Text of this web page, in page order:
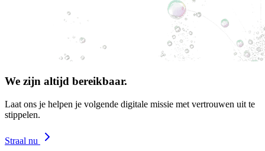
We zijn altijd bereikbaar.
Laat ons je helpen je volgende digitale missie met vertrouwen uit te
stippelen.
Straal nu